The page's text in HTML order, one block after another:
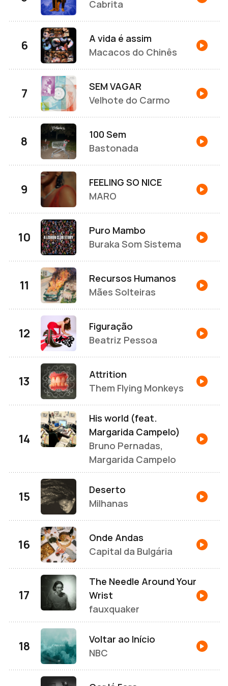
Cabrita
A vida é assim
Macacos do Chinês
SEM VAGAR
Velhote do Carmo
100 Sem
Bastonada
FEELING SO NICE
MARO
Puro Mambo
Buraka Som Sistema
Recursos Humanos
Mães Solteiras
Figuração
Beatriz Pessoa
Attrition
Them Flying Monkeys
His world (feat.
Margarida Campelo)
Bruno Pernadas,
Margarida Campelo
Deserto
Milhanas
Onde Andas
Capital da Bulgária
The Needle Around Your
Wrist
fauxquaker
Voltar ao Início
NBC